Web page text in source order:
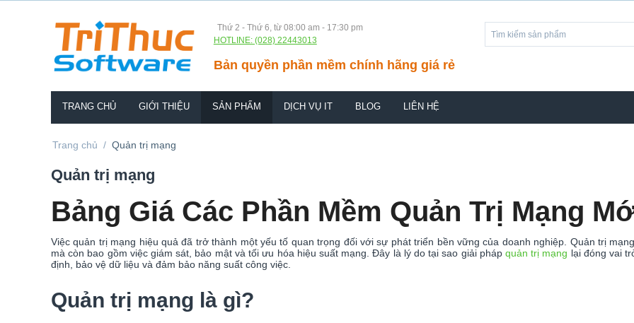
Thứ 2 - Thứ 6, từ 08:00 am - 17:30 pm
HOTLINE: (028) 22443013
Bản quyền phần mềm chính hãng giá rẻ
TRANG CHỦ GIỚI THIỆU SẢN PHẨM DỊCH VỤ IT BLOG LIÊN HỆ
Trang chủ / Quản trị mạng
Quản trị mạng
Bảng Giá Các Phần Mềm Quản Trị Mạng
Việc quản trị mạng hiệu quả đã trở thành một yếu tố quan trọng đối với sự phát triển bền vững của doanh nghiệp. Quản trị
mà còn bao gồm việc giám sát, bảo mật và tối ưu hóa hiệu suất mạng. Đây là lý do tại sao giải phápquản trị mạng lại đóng vai
định, bảo vệ dữ liệu và đảm bảo năng suất công việc.
Quản trị mạng là gì?